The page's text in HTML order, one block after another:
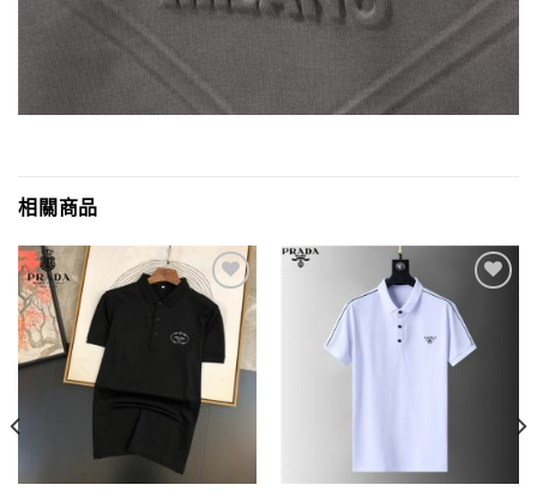
相關商品
Add to
wishlist
wishlist